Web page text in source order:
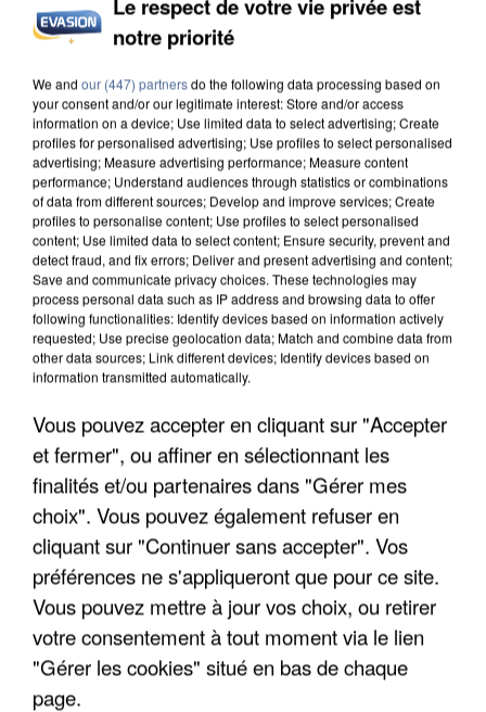
INCENDIES : L’ÎLE-DE-FRANCE LANCE UN ÉLAN
APRÈS TOUTES CES CANICULES, LES REFUGES
DE FAUNE SAUVAGE SONT...
notre priorité
We and our (447) partnersdo the following data processing based on
your consent and/or our legitimate interest: Store and/or access
information on a device; Use limited data to select advertising; Create
profiles for personalised advertising; Use profiles to select personalised
advertising; Measure advertising performance; Measure content
performance; Understand audiences through statistics or combinations
of data from different sources; Develop and improve services; Create
profiles to personalise content; Use profiles to select personalised
content; Use limited data to select content; Ensure security, prevent and
detect fraud, and fix errors; Deliver and present advertising and content;
Save and communicate privacy choices. These technologies may
process personal data such as IP address and browsing data to offer
following functionalities: Identify devices based on information actively
requested; Use precise geolocation data; Match and combine data from
other data sources; Link different devices; Identify devices based on
information transmitted automatically.
Vous pouvez accepter en cliquant sur "Accepter
et fermer", ou affiner en sélectionnant les
finalités et/ou partenaires dans "Gérer mes
choix". Vous pouvez également refuser en
cliquant sur "Continuer sans accepter". Vos
préférences ne s'appliqueront que pour ce site.
Vous pouvez mettre à jour vos choix, ou retirer
votre consentement à tout moment via le lien
"Gérer les cookies" situé en bas de chaque
page.